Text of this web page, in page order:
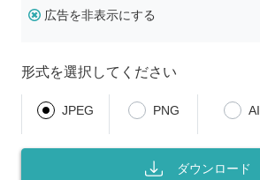
広告を非表示にする
形式を選択してください
JPEG PNG AI
ダウンロード